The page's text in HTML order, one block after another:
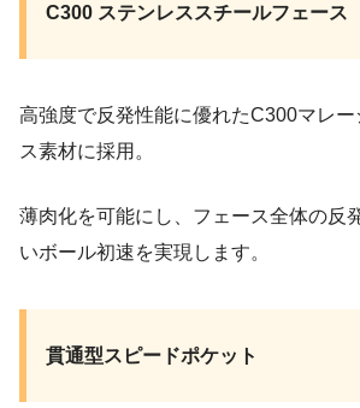
C300 ステンレススチールフェース
高強度で反発性能に優れたC300マレ
ス素材に採用。
薄肉化を可能にし、フェース全体の反
いボール初速を実現します。
貫通型スピードポケット